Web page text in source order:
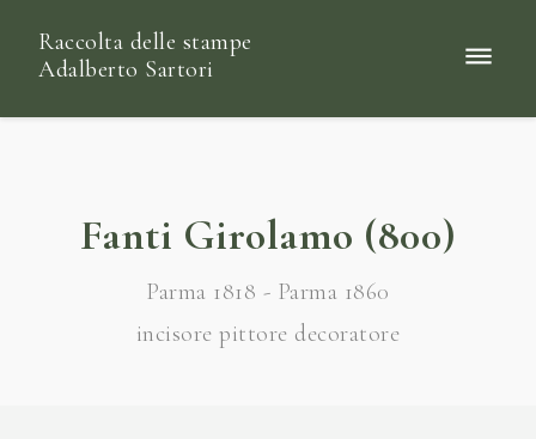
Raccolta delle stampe
Adalberto Sartori
Fanti Girolamo (800)
Parma 1818 - Parma 1860
incisore pittore decoratore